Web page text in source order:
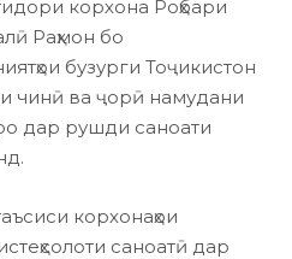
корхона Роҳбари
Раҳмон бо
бузурги Тоҷикистон
чинӣ ва ҷорӣ намудани
дар рушди саноати
корхонаҳои
саноатӣ дар